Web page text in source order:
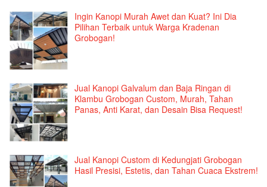
Ingin Kanopi Murah Awet dan Kuat? Ini Dia
Pilihan Terbaik untuk Warga Kradenan
Grobogan!
Jual Kanopi Galvalum dan Baja Ringan di
Klambu Grobogan Custom, Murah, Tahan
Panas, Anti Karat, dan Desain Bisa Request!
Jual Kanopi Custom di Kedungjati Grobogan
Hasil Presisi, Estetis, dan Tahan Cuaca Ekstrem!